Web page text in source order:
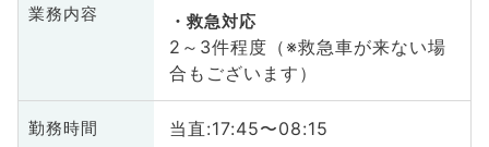
業務内容 救急対応
2～3件程度（※救急車が来ない場
合もございます）
勤務時間 当直:17:45〜08:15